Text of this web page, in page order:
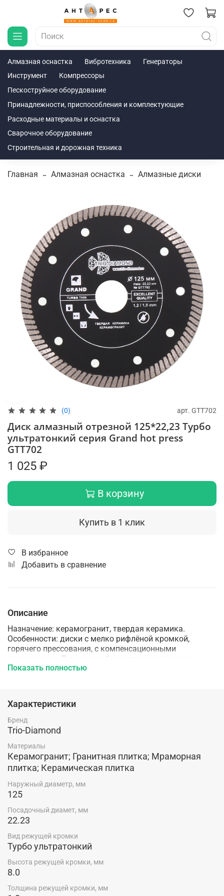
Алмазная оснастка Вибротехника
Генераторы
Инструмент
Компрессоры
Пескоструйное оборудование
Принадлежности, приспособления и комплектующие
Расходные материалы и оснастка
Сварочное оборудование
Строительная и дорожная техника
Главная Алмазная оснастка Алмазные диски
(0) арт. GTT702
Диск алмазный отрезной 125*22,23 Турбо
ультратонкий серия Grand hot press
GTT702
1 025 ₽
В корзину
Купить в 1 клик
В избранное
Добавить в сравнение
Описание
Назначение: керамогранит, твердая керамика.
Особенности: диски с мелко рифлёной кромкой,
горячего прессования, с компенсационными
отверстиями. Данные особенности конструкции
позволяют работать без водяного охлаждения по
Показать полностью
Характеристики
Бренд
Trio-Diamond
Материалы
Керамогранит; Гранитная плитка; Мраморная
плитка; Керамическая плитка
Наружный диаметр, мм
125
Посадочный диамет, мм
22.23
Вид режущей кромки
Турбо ультратонкий
Высота режущей кромки, мм
8.0
Толщина режущей кромки, мм